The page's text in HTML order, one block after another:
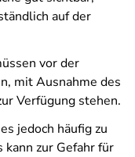
auf der
vor der
mit Ausnahme des
Verfügung stehen.
jedoch häufig zu
kann zur Gefahr für